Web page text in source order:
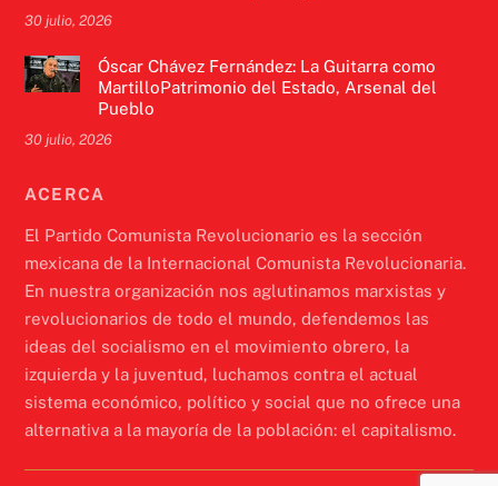
30 julio, 2026
Óscar Chávez Fernández: La Guitarra como
MartilloPatrimonio del Estado, Arsenal del
Pueblo
30 julio, 2026
ACERCA
El Partido Comunista Revolucionario es la sección
mexicana de la Internacional Comunista Revolucionaria.
En nuestra organización nos aglutinamos marxistas y
revolucionarios de todo el mundo, defendemos las
ideas del socialismo en el movimiento obrero, la
izquierda y la juventud, luchamos contra el actual
sistema económico, político y social que no ofrece una
alternativa a la mayoría de la población: el capitalismo.